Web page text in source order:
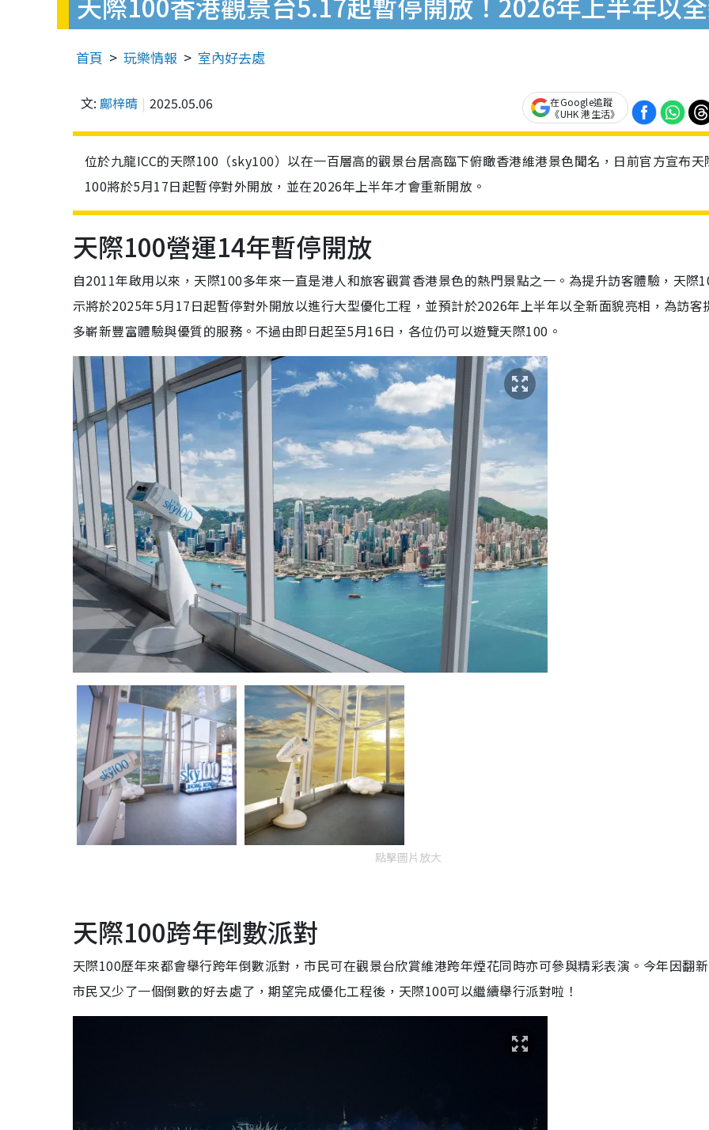
首頁 玩樂情報 室內好去處
文: 鄺梓晴 2025.05.06
在Google追蹤
《UHK 港生活》
位於九龍ICC的天際100（sky100）以在一百層高的觀景台居高臨下俯瞰香港維港景色聞名，日前官方宣布天
100將於5月17日起暫停對外開放，並在2026年上半年才會重新開放。
天際100營運14年暫停開放
自2011年啟用以來，天際100多年來一直是港人和旅客觀賞香港景色的熱門景點之一。為提升訪客體驗，天際
示將於2025年5月17日起暫停對外開放以進行大型優化工程，並預計於2026年上半年以全新面貌亮相，為訪客
多嶄新豐富體驗與優質的服務。不過由即日起至5月16日，各位仍可以遊覽天際100。
點擊圖片放大
天際100跨年倒數派對
天際100歷年來都會舉行跨年倒數派對，市民可在觀景台欣賞維港跨年煙花同時亦可參與精彩表演。今年因翻
市民又少了一個倒數的好去處了，期望完成優化工程後，天際100可以繼續舉行派對啦！